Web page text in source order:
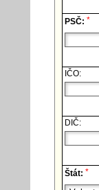
PSČ: *
IČO:
DIČ:
Štát: *